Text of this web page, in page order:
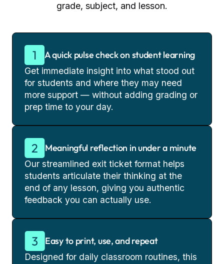
grade, subject, and lesson.
A quick pulse check on student learning
Get immediate insight into what stood out
for students and where they may need
more support — without adding grading or
prep time to your day.
Meaningful reflection in under a minute
Our streamlined exit ticket format helps
students articulate their thinking at the
end of any lesson, giving you authentic
feedback you can actually use.
Easy to print, use, and repeat
Designed for daily classroom routines, this